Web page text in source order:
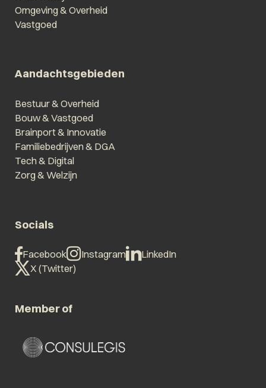
Omgeving & Overheid
Vastgoed
Aandachtsgebieden
Bestuur & Overheid
Bouw & Vastgoed
Brainport & Innovatie
Familiebedrijven & DGA
Tech & Digital
Zorg & Welzijn
Socials
Facebook Instagram
LinkedIn
X (Twitter)
Member of